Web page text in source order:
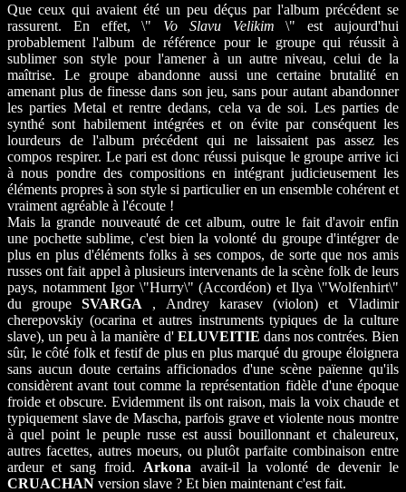
Que ceux qui avaient été un peu déçus par l'album précédent se
rassurent. En effet, \" Vo Slavu Velikim \" est aujourd'hui
probablement l'album de référence pour le groupe qui réussit à
sublimer son style pour l'amener à un autre niveau, celui de la
maîtrise. Le groupe abandonne aussi une certaine brutalité en
amenant plus de finesse dans son jeu, sans pour autant abandonner
les parties Metal et rentre dedans, cela va de soi. Les parties de
synthé sont habilement intégrées et on évite par conséquent les
lourdeurs de l'album précédent qui ne laissaient pas assez les
compos respirer. Le pari est donc réussi puisque le groupe arrive ici
à nous pondre des compositions en intégrant judicieusement les
éléments propres à son style si particulier en un ensemble cohérent et
vraiment agréable à l'écoute !
Mais la grande nouveauté de cet album, outre le fait d'avoir enfin
une pochette sublime, c'est bien la volonté du groupe d'intégrer de
plus en plus d'éléments folks à ses compos, de sorte que nos amis
russes ont fait appel à plusieurs intervenants de la scène folk de leurs
pays, notamment Igor \"Hurry\" (Accordéon) et Ilya \"Wolfenhirt\"
du groupeSVARGA , Andrey karasev (violon) et Vladimir
cherepovskiy (ocarina et autres instruments typiques de la culture
slave), un peu à la manière d' ELUVEITIE dans nos contrées. Bien
sûr, le côté folk et festif de plus en plus marqué du groupe éloignera
sans aucun doute certains afficionados d'une scène païenne qu'ils
considèrent avant tout comme la représentation fidèle d'une époque
froide et obscure. Evidemment ils ont raison, mais la voix chaude et
typiquement slave de Mascha, parfois grave et violente nous montre
à quel point le peuple russe est aussi bouillonnant et chaleureux,
autres facettes, autres moeurs, ou plutôt parfaite combinaison entre
ardeur et sang froid. Arkona avait-il la volonté de devenir le
CRUACHAN version slave ? Et bien maintenant c'est fait.